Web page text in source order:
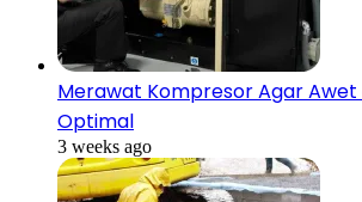
Merawat Kompresor Agar Awet
Optimal
3 weeks ago